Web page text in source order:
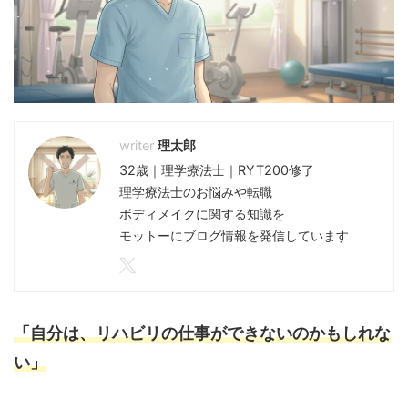
理太郎
32歳｜理学療法士｜RYT200修了
理学療法士のお悩みや転職
ボディメイクに関する知識を
モットーにブログ情報を発信しています
「自分は、リハビリの仕事ができないのかもしれな
い」